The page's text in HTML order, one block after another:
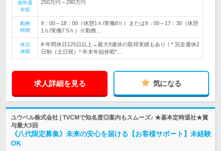
初年度
年収
250万円～290万円
勤務
時間
9：00～18：00（休憩1ｈ/実働8ｈ）または9：00～17：30（休憩
1ｈ/実働7.5ｈ）※勤務…
休日
休暇
# 年間休日125日以上→最大9連休の取得実績もあり！* 完全週休2
日制（土日祝）* 年末年始休暇*…
求人詳細を見る 気になる
ユウベル株式会社 | TVCMで知名度◎案内もスムーズ♪ ★基本定時退社★賞
与最大3回
《八代限定募集》未来の安心を届ける【お客様サポート】未経験
OK